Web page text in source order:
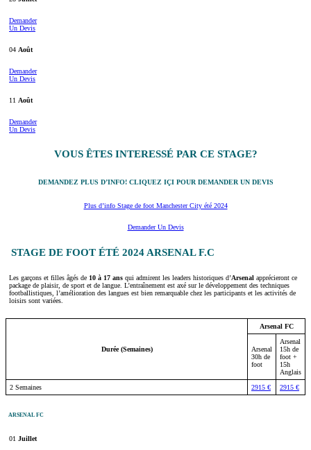
Demander
Un Devis
04 Août
Demander
Un Devis
11 Août
Demander
Un Devis
VOUS ÊTES INTERESSÉ PAR CE STAGE?
DEMANDEZ PLUS D’INFO! CLIQUEZ IÇI POUR DEMANDER UN DEVIS
Plus d’info Stage de foot Manchester City été 2024
Demander Un Devis
STAGE DE FOOT ÉTÉ 2024 ARSENAL F.C
Les garçons et filles âgés de 10 à 17 ans qui admirent les leaders historiques d’Arsenal apprécieront ce
package de plaisir, de sport et de langue. L’entraînement est axé sur le développement des techniques
footballistiques, l’amélioration des langues est bien remarquable chez les participants et les activités de
loisirs sont variées.
Durée (Semaines)
Arsenal FC
Arsenal
30h de
foot
Arsenal
15h de
foot +
15h
Anglais
2 Semaines
2915 € 2915 €
ARSENAL FC
01 Juillet